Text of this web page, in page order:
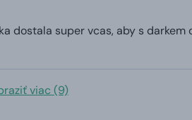
dostala super vcas, aby s darkem
viac (9)